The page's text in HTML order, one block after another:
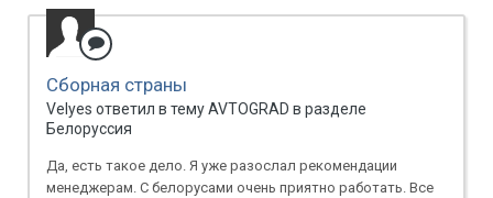
Сборная страны
Velyes ответил в тему AVTOGRAD в разделе
Белоруссия
Да, есть такое дело. Я уже разослал рекомендации
менеджерам. С белорусами очень приятно работать. Все